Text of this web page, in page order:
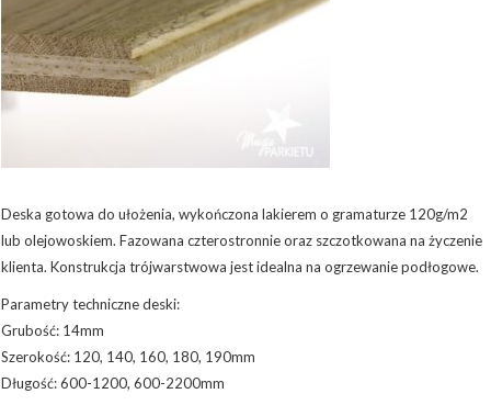
Deska gotowa do ułożenia, wykończona lakierem o gramaturze 120g/m2
lub olejowoskiem. Fazowana czterostronnie oraz szczotkowana na życzenie
klienta. Konstrukcja trójwarstwowa jest idealna na ogrzewanie podłogowe.
Parametry techniczne deski:
Grubość: 14mm
Szerokość: 120, 140, 160, 180, 190mm
Długość: 600-1200, 600-2200mm